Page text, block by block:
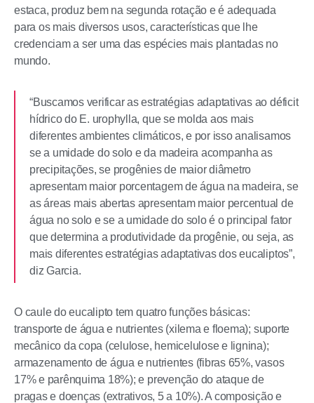
estaca, produz bem na segunda rotação e é adequada
para os mais diversos usos, características que lhe
credenciam a ser uma das espécies mais plantadas no
mundo.
“Buscamos verificar as estratégias adaptativas ao déficit
hídrico do E. urophylla, que se molda aos mais
diferentes ambientes climáticos, e por isso analisamos
se a umidade do solo e da madeira acompanha as
precipitações, se progênies de maior diâmetro
apresentam maior porcentagem de água na madeira, se
as áreas mais abertas apresentam maior percentual de
água no solo e se a umidade do solo é o principal fator
que determina a produtividade da progênie, ou seja, as
mais diferentes estratégias adaptativas dos eucaliptos”,
diz Garcia.
O caule do eucalipto tem quatro funções básicas:
transporte de água e nutrientes (xilema e floema); suporte
mecânico da copa (celulose, hemicelulose e lignina);
armazenamento de água e nutrientes (fibras 65%, vasos
17% e parênquima 18%); e prevenção do ataque de
pragas e doenças (extrativos, 5 a 10%). A composição e